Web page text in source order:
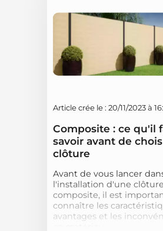
Article crée le : 20/11/2023 à
Composite : ce qu'il
savoir avant de
clôture
Avant de vous lancer
l'installation d'une clôture
composite, il est
connaître les
avantages et les